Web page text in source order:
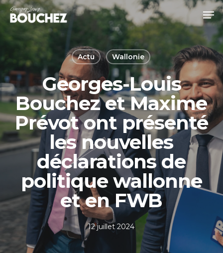
Skip
Actu Wallonie
Georges-Louis
Bouchez et Maxime
Prévot ont présenté
les nouvelles
déclarations de
politique wallonne
et en FWB
12 juillet 2024
Menu